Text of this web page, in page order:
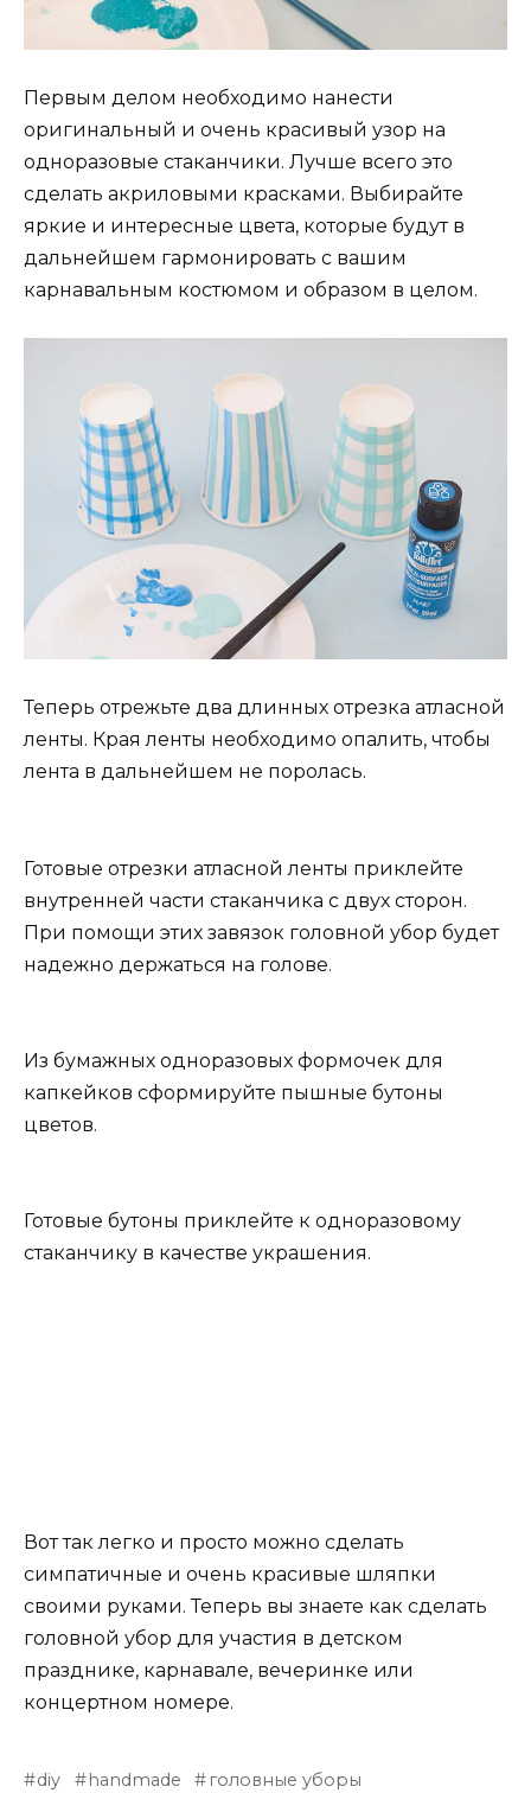
Первым делом необходимо нанести
оригинальный и очень красивый узор на
одноразовые стаканчики. Лучше всего это
сделать акриловыми красками. Выбирайте
яркие и интересные цвета, которые будут в
дальнейшем гармонировать с вашим
карнавальным костюмом и образом в целом.
Теперь отрежьте два длинных отрезка атласной
ленты. Края ленты необходимо опалить, чтобы
лента в дальнейшем не поролась.
Готовые отрезки атласной ленты приклейте
внутренней части стаканчика с двух сторон.
При помощи этих завязок головной убор будет
надежно держаться на голове.
Из бумажных одноразовых формочек для
капкейков сформируйте пышные бутоны
цветов.
Готовые бутоны приклейте к одноразовому
стаканчику в качестве украшения.
Вот так легко и просто можно сделать
симпатичные и очень красивые шляпки
своими руками. Теперь вы знаете как сделать
головной убор для участия в детском
празднике, карнавале, вечеринке или
концертном номере.
diy handmade
головные уборы